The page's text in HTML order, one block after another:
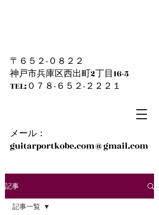
〒６５２-０８２２
神戸市兵庫区西出町2丁目16-5
​TEL:０７８-６５２-２２２１
メール：
guitarportkobe.com@gmail.com
記事
記事一覧